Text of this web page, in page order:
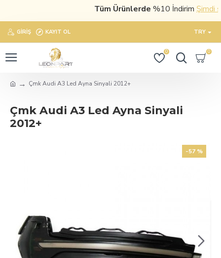
Tüm Ürünlerde%10 İndirimŞimdi
GIRIŞ KAYIT OL TRY
0 0
Çmk Audi A3 Led Ayna Sinyali 2012+
Çmk Audi A3 Led Ayna Sinyali
2012+
-57 %